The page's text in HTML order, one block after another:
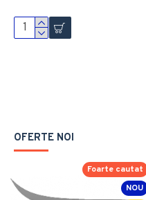
OFERTE NOI
NOU
Foarte cautat